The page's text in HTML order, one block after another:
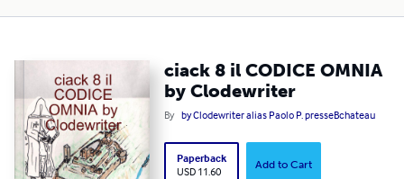
ciack 8 il CODICE OMNIA
by Clodewriter
By by Clodewriter alias Paolo P. presseBchateau
Paperback
USD 11.60
Add to Cart